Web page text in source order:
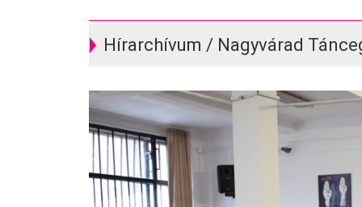
Hírarchívum / Nagyvárad